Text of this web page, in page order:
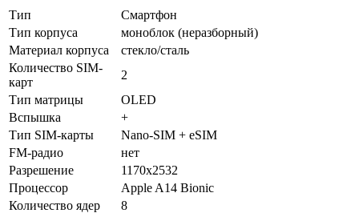
Тип
Смартфон
Тип корпуса
моноблок (неразборный)
Материал корпуса
стекло/сталь
Количество SIM-
карт
2
Тип матрицы
OLED
Вспышка
+
Тип SIM-карты
Nano-SIM + eSIM
FM-радио
нет
Разрешение
1170x2532
Процессор
Apple A14 Bionic
Количество ядер
8